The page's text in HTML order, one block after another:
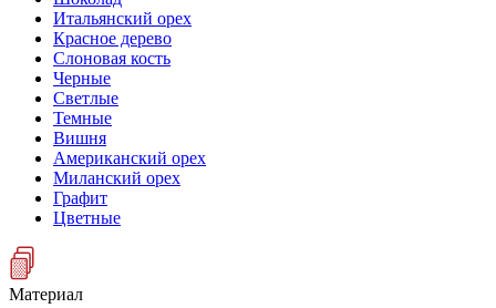
Итальянский орех
Красное дерево
Слоновая кость
Черные
Светлые
Темные
Вишня
Американский орех
Миланский орех
Графит
Цветные
Материал